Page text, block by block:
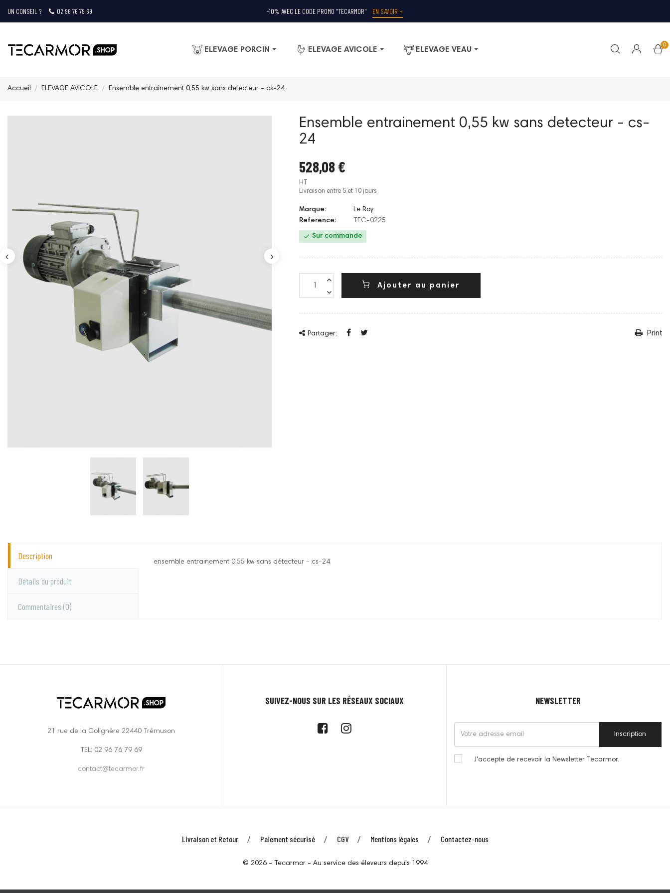
UN CONSEIL ? 02 96 76 79 69 -10% AVEC LE CODE PROMO "TECARMOR" EN SAVOIR +
ELEVAGE PORCIN ELEVAGE AVICOLE ELEVAGE VEAU
0
Accueil ELEVAGE AVICOLE Ensemble entrainement 0,55 kw sans detecteur - cs-24
Ensemble entrainement 0,55 kw sans detecteur - cs-
24
528,08 €
HT
Livraison entre 5 et 10 jours
Marque:
Le Roy
Reference:
TEC-0225
 Sur commande
Ajouter au panier
Partager: Print
Description
Détails du produit
Commentaires (0)
ensemble entrainement 0,55 kw sans détecteur - cs-24
21 rue de la Colignère 22440 Trémuson
TEL: 02 96 76 79 69
contact@tecarmor.fr
SUIVEZ-NOUS SUR LES RÉSEAUX SOCIAUX NEWSLETTER
Inscription
J'accepte de recevoir la Newsletter Tecarmor.
Livraison et Retour Paiement sécurisé CGV Mentions légales Contactez-nous
© 2026 - Tecarmor - Au service des éleveurs depuis 1994